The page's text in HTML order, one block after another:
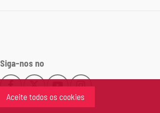
Aceite todos os cookies
Siga-nos no
Este
enlace
se
Este
enlace
se
Este
enlace
se
Este
enlace
se